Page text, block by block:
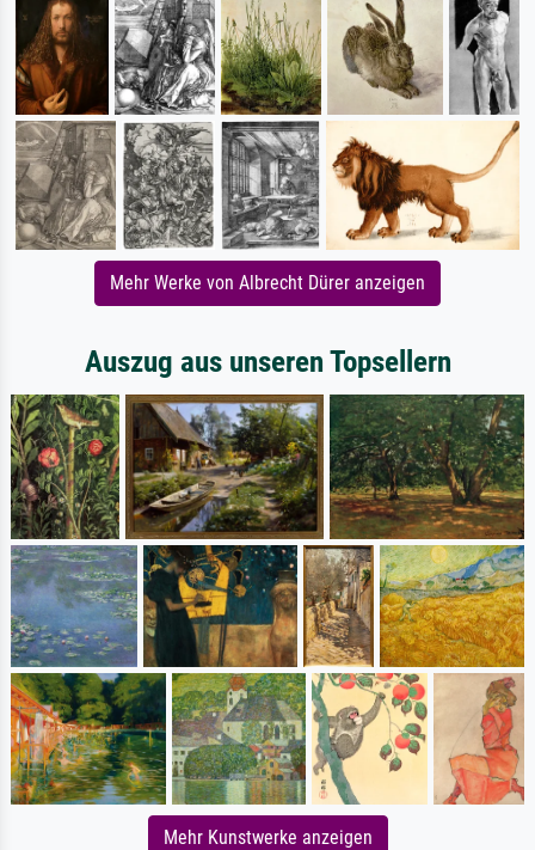
Mehr Werke von Albrecht Dürer anzeigen
Auszug aus unseren Topsellern
Mehr Kunstwerke anzeigen